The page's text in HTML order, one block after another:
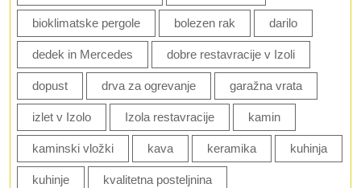
bioklimatske pergole bolezen rak darilo
dedek in Mercedes dobre restavracije v Izoli
dopust drva za ogrevanje garažna vrata
izlet v Izolo Izola restavracije kamin
kaminski vložki kava keramika kuhinja
kuhinje kvalitetna posteljnina